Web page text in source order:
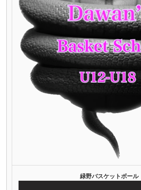
緑野バスケットボール